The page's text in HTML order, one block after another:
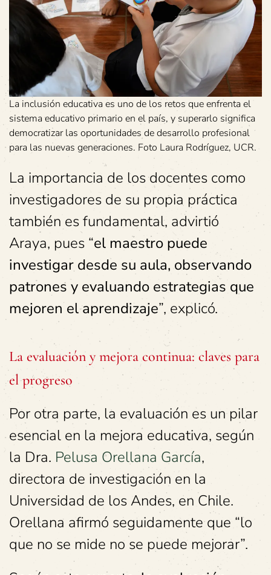
La inclusión educativa es uno de los retos que enfrenta el
sistema educativo primario en el país, y superarlo significa
democratizar las oportunidades de desarrollo profesional
para las nuevas generaciones. Foto Laura Rodríguez, UCR.
La importancia de los docentes como
investigadores de su propia práctica
también es fundamental, advirtió
Araya, pues “el maestro puede
investigar desde su aula, observando
patrones y evaluando estrategias que
mejoren el aprendizaje”, explicó.
La evaluación y mejora continua: claves para
el progreso
Por otra parte, la evaluación es un pilar
esencial en la mejora educativa, según
la Dra. Pelusa Orellana García,
directora de investigación en la
Universidad de los Andes, en Chile.
Orellana afirmó seguidamente que “lo
que no se mide no se puede mejorar”.